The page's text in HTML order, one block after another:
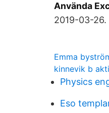
Använda
2019-03-
Emma
kinnevik b
Physics
Eso